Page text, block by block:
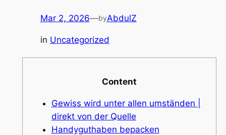
Mar 2, 2026—byAbdulZ
in Uncategorized
Content
Gewiss wird unter allen umständen |
direkt von der Quelle
Handyguthaben bepacken